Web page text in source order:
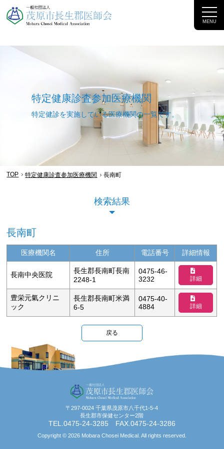
MENU
特定健康診査参加医療機関
特定健診を実施している医療機関の一覧​です。
TOP 特定健康診査参加医療機関 長南町
検索結果
長南町
医療機関名 住所 電話番号 詳細情報
長南中央医院
長生郡長南町長南
2248-1
0475-46-
3232
詳細
豊栄元氣クリニ
ック
長生郡長南町米満
6-5
0475-40-
4884
詳細
戻る
〒297-0024 千葉県茂原市八千代1-5-4
長生郡市保健センター2階
TEL.0475-24-3285 FAX.0475-24-3286
Copyright © 2026 Mobara Chosei Medical. All rights reserved.